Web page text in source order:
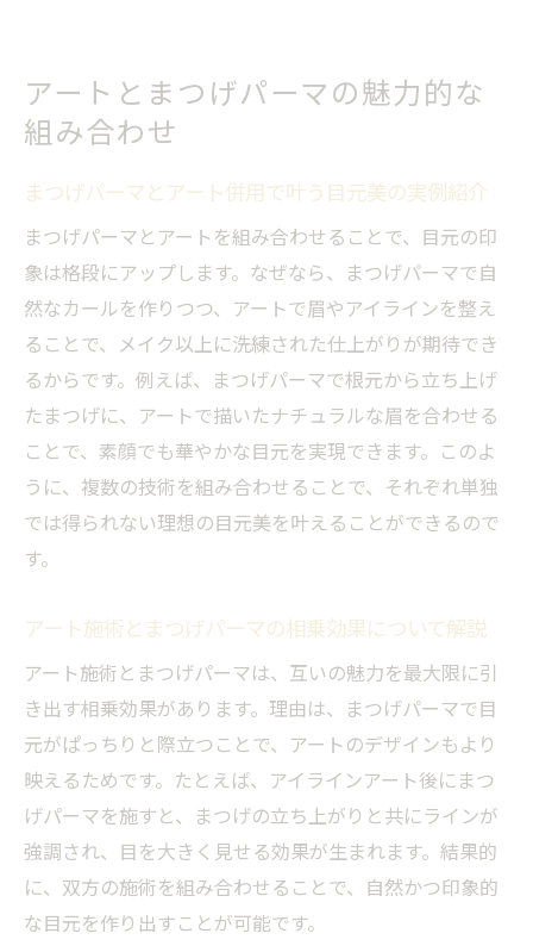
ポイント
持続期間を長く保つためのまつげケア方法
とは
まつげパーマの持ちが悪い原因と改善策を
紹介
季節や生活習慣で変わるまつげパーマの持
続性
堺市で人気のまつげパーマの持続期間体験
談
まつげパーマ後の正しいアフターケア方法
まとめ
アート併用時のタイミングと注意点を紹介
まつげパーマとアート施術の最適な順番に
アートメイク後にまつげパーマはいつでき
まつげパーマ前にアートを受ける際の注意
点解説
施術間隔を空けるべき理由と体験者のリア
ルな声
アートとまつげパーマ併用時のトラブル予
防策
堺市で安心してまつげパーマとアートを受
アートとまつげパーマの魅力的な
組み合わせ
まつげパーマとアート併用で叶う目元美の実例紹介
まつげパーマとアートを組み合わせることで、目元の印
象は格段にアップします。なぜなら、まつげパーマで自
然なカールを作りつつ、アートで眉やアイラインを整え
ることで、メイク以上に洗練された仕上がりが期待でき
るからです。例えば、まつげパーマで根元から立ち上げ
たまつげに、アートで描いたナチュラルな眉を合わせる
ことで、素顔でも華やかな目元を実現できます。このよ
うに、複数の技術を組み合わせることで、それぞれ単独
では得られない理想の目元美を叶えることができるので
す。
アート施術とまつげパーマの相乗効果について解説
アート施術とまつげパーマは、互いの魅力を最大限に引
き出す相乗効果があります。理由は、まつげパーマで目
元がぱっちりと際立つことで、アートのデザインもより
映えるためです。たとえば、アイラインアート後にまつ
げパーマを施すと、まつげの立ち上がりと共にラインが
強調され、目を大きく見せる効果が生まれます。結果的
に、双方の施術を組み合わせることで、自然かつ印象的
な目元を作り出すことが可能です。